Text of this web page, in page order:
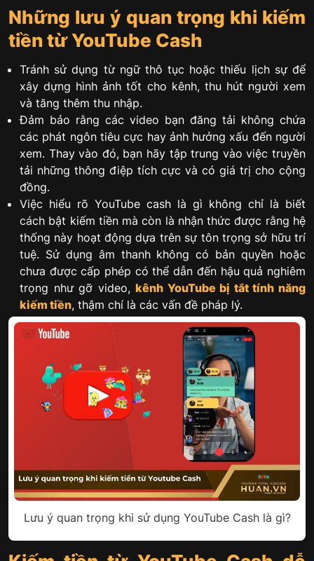
Những lưu ý quan trọng khi kiếm
tiền từ YouTube Cash
Tránh sử dụng từ ngữ thô tục hoặc thiếu lịch sự để
xây dựng hình ảnh tốt cho kênh, thu hút người xem
và tăng thêm thu nhập.
Đảm bảo rằng các video bạn đăng tải không chứa
các phát ngôn tiêu cực hay ảnh hưởng xấu đến người
xem. Thay vào đó, bạn hãy tập trung vào việc truyền
tải những thông điệp tích cực và có giá trị cho cộng
đồng.
Việc hiểu rõ YouTube cash là gì không chỉ là biết
cách bật kiếm tiền mà còn là nhận thức được rằng hệ
thống này hoạt động dựa trên sự tôn trọng sở hữu trí
tuệ. Sử dụng âm thanh không có bản quyền hoặc
chưa được cấp phép có thể dẫn đến hậu quả nghiêm
trọng như gỡ video,kênh YouTube bị tắt tính năng
kiếm tiền, thậm chí là các vấn đề pháp lý.
Lưu ý quan trọng khi sử dụng YouTube Cash là gì?